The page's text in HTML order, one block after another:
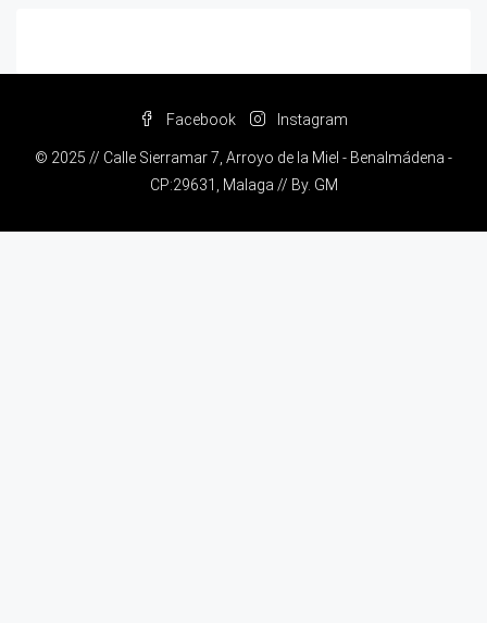
Facebook Instagram
© 2025 // Calle Sierramar 7, Arroyo de la Miel - Benalmádena -
CP:29631, Malaga // By. GM